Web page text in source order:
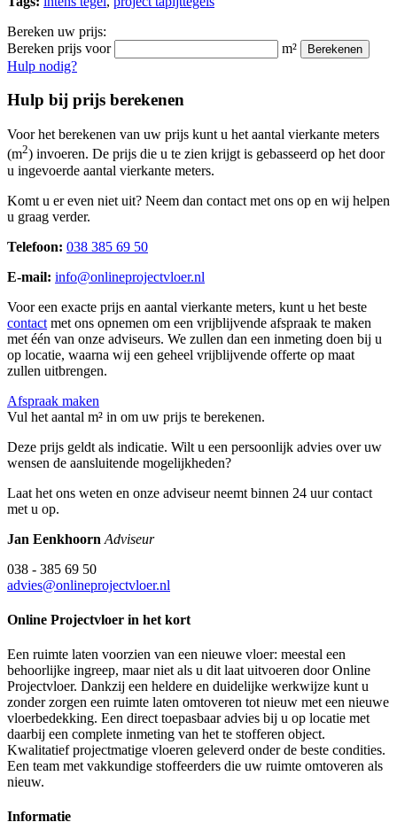
Bereken uw prijs:
Bereken prijs voor
m² Berekenen
Hulp nodig?
Hulp bij prijs berekenen
Voor het berekenen van uw prijs kunt u het aantal vierkante meters
(m2) invoeren. De prijs die u te zien krijgt is gebasseerd op het door
u ingevoerde aantal vierkante meters.
Komt u er even niet uit? Neem dan contact met ons op en wij helpen
u graag verder.
Telefoon: 038 385 69 50
E-mail: info@onlineprojectvloer.nl
Voor een exacte prijs en aantal vierkante meters, kunt u het beste
contact met ons opnemen om een vrijblijvende afspraak te maken
met één van onze adviseurs. We zullen dan een inmeting doen bij u
op locatie, waarna wij een geheel vrijblijvende offerte op maat
zullen uitbrengen.
Afspraak maken
Vul het aantal m² in om uw prijs te berekenen.
Deze prijs geldt als indicatie. Wilt u een persoonlijk advies over uw
wensen de aansluitende mogelijkheden?
Laat het ons weten en onze adviseur neemt binnen 24 uur contact
met u op.
Jan Eenkhoorn Adviseur
038 - 385 69 50
advies@onlineprojectvloer.nl
Online Projectvloer in het kort
Een ruimte laten voorzien van een nieuwe vloer: meestal een
behoorlijke ingreep, maar niet als u dit laat uitvoeren door Online
Projectvloer. Dankzij een heldere en duidelijke werkwijze kunt u
zonder zorgen een ruimte laten omtoveren tot nieuw met een nieuwe
vloerbedekking. Een direct toepasbaar advies bij u op locatie met
daarbij een complete inmeting van het te stofferen object.
Kwalitatief projectmatige vloeren geleverd onder de beste condities.
Een team met vakkundige stoffeerders die uw ruimte omtoveren als
nieuw.
Informatie